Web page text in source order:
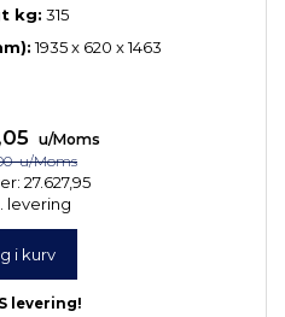
kg: 315
1935 x 620 x 1463
u/Moms
u/Moms
27.627,95
levering
i kurv
levering!